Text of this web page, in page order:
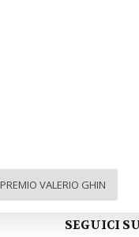
PREMIO VALERIO GHIN
SEGUICI